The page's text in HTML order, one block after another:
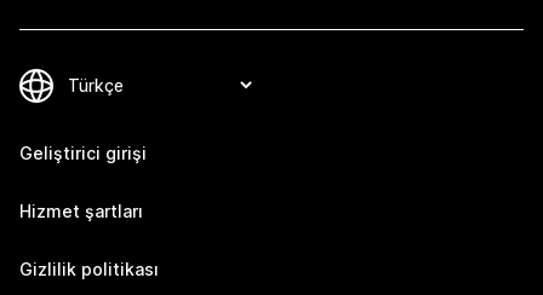
Geliştirici girişi
Hizmet şartları
Gizlilik politikası